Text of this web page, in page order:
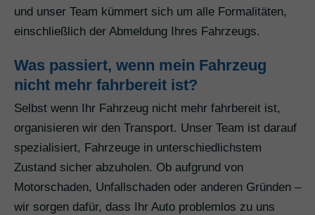
und unser Team kümmert sich um alle Formalitäten,
einschließlich der Abmeldung Ihres Fahrzeugs.
Was passiert, wenn mein Fahrzeug
nicht mehr fahrbereit ist?
Selbst wenn Ihr Fahrzeug nicht mehr fahrbereit ist,
organisieren wir den Transport. Unser Team ist darauf
spezialisiert, Fahrzeuge in unterschiedlichstem
Zustand sicher abzuholen. Ob aufgrund von
Motorschaden, Unfallschaden oder anderen Gründen –
wir sorgen dafür, dass Ihr Auto problemlos zu uns